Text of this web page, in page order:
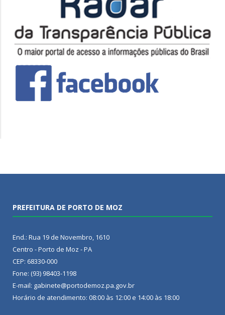
PREFEITURA DE PORTO DE MOZ
End.: Rua 19 de Novembro, 1610
Centro - Porto de Moz - PA
CEP: 68330-000
Fone: (93) 98403-1198
E-mail: gabinete@portodemoz.pa.gov.br
Horário de atendimento: 08:00 às 12:00 e 14:00 às 18:00